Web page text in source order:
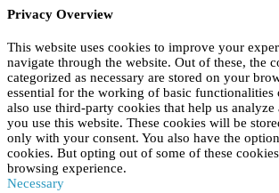
Privacy Overview
This website uses cookies to improve your
navigate through the website. Out of these, the
categorized as necessary are stored on your
essential for the working of basic functionalities
also use third-party cookies that help us
you use this website. These cookies will be
only with your consent. You also have the
cookies. But opting out of some of these
browsing experience.
Necessary